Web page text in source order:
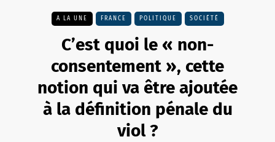
A LA UNE FRANCE POLITIQUE SOCIÉTÉ
C’est quoi le « non-
consentement », cette
notion qui va être ajoutée
à la définition pénale du
viol ?